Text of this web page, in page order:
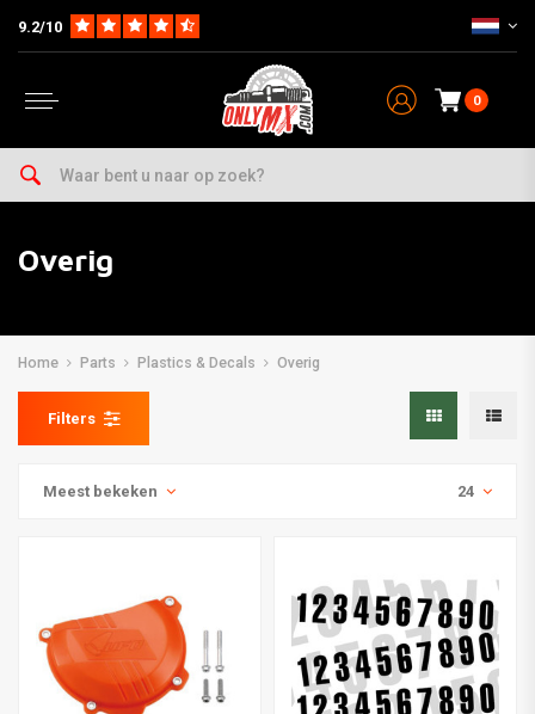
9.2/10
0
Overig
Home Parts Plastics & Decals Overig
Filters
Meest bekeken 24